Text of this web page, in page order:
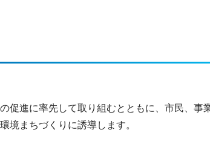
促進に率先して取り組むとともに、市民、事
境まちづくりに誘導します。